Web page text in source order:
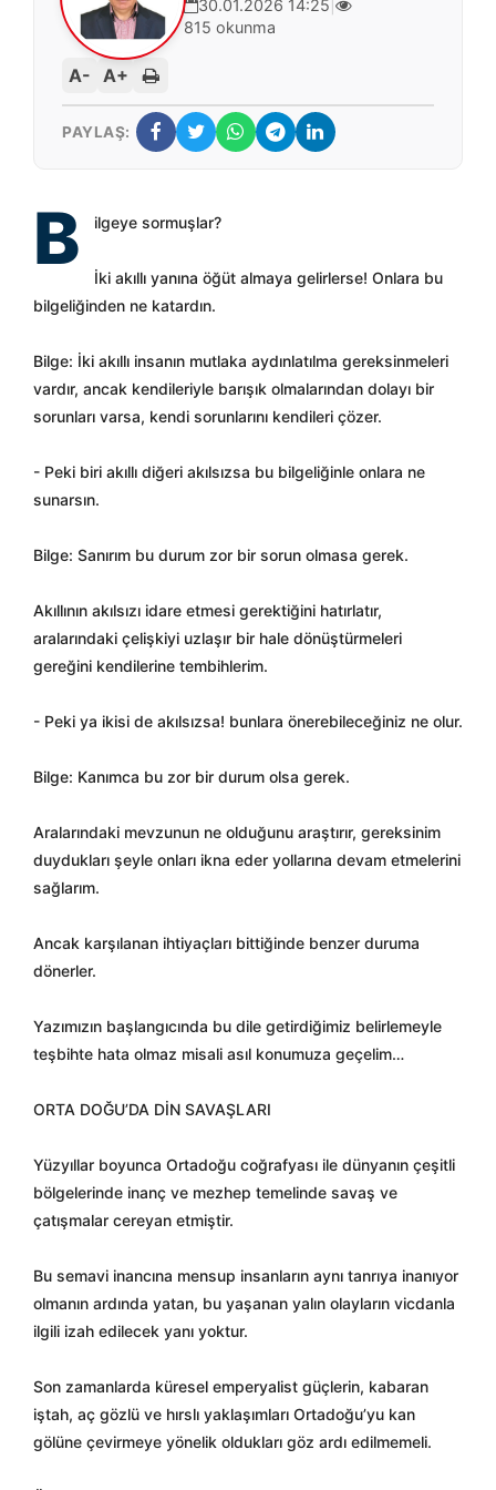
30.01.2026 14:25
815 okunma
A- A+
PAYLAŞ:
B ilgeye sormuşlar?
İki akıllı yanına öğüt almaya gelirlerse! Onlara bu
bilgeliğinden ne katardın.
Bilge: İki akıllı insanın mutlaka aydınlatılma gereksinmeleri
vardır, ancak kendileriyle barışık olmalarından dolayı bir
sorunları varsa, kendi sorunlarını kendileri çözer.
- Peki biri akıllı diğeri akılsızsa bu bilgeliğinle onlara ne
sunarsın.
Bilge: Sanırım bu durum zor bir sorun olmasa gerek.
Akıllının akılsızı idare etmesi gerektiğini hatırlatır,
aralarındaki çelişkiyi uzlaşır bir hale dönüştürmeleri
gereğini kendilerine tembihlerim.
- Peki ya ikisi de akılsızsa! bunlara önerebileceğiniz ne olur.
Bilge: Kanımca bu zor bir durum olsa gerek.
Aralarındaki mevzunun ne olduğunu araştırır, gereksinim
duydukları şeyle onları ikna eder yollarına devam etmelerini
sağlarım.
Ancak karşılanan ihtiyaçları bittiğinde benzer duruma
dönerler.
Yazımızın başlangıcında bu dile getirdiğimiz belirlemeyle
teşbihte hata olmaz misali asıl konumuza geçelim…
ORTA DOĞU’DA DİN SAVAŞLARI
Yüzyıllar boyunca Ortadoğu coğrafyası ile dünyanın çeşitli
bölgelerinde inanç ve mezhep temelinde savaş ve
çatışmalar cereyan etmiştir.
Bu semavi inancına mensup insanların aynı tanrıya inanıyor
olmanın ardında yatan, bu yaşanan yalın olayların vicdanla
ilgili izah edilecek yanı yoktur.
Son zamanlarda küresel emperyalist güçlerin, kabaran
iştah, aç gözlü ve hırslı yaklaşımları Ortadoğu’yu kan
gölüne çevirmeye yönelik oldukları göz ardı edilmemeli.